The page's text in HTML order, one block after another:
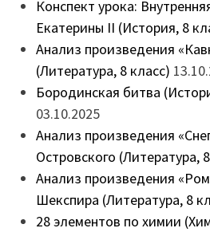
Конспект урока:
Екатерины II (История, 8
Анализ произведения
(Литература, 8 класс)
Бородинская битва
03.10.2025
Анализ произведения
Островского (Литература,
Анализ произведения
Шекспира (Литература, 8
28 элементов по химии